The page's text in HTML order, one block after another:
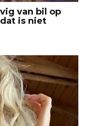
van bil op
is niet